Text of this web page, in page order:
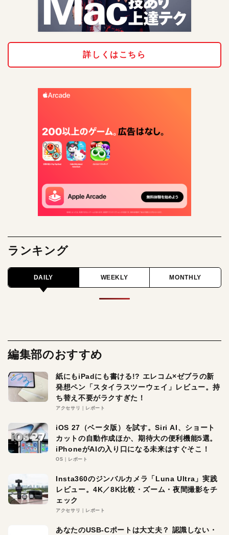
詳しくはこちら
ランキング
DAILY WEEKLY MONTHLY
編集部のおすすめ
紙にもiPadにも書ける!? エレコム×ゼブラの新
発想ペン「スタイラスツーウェイ」レビュー。持
ち替え不要がラクすぎた！
アクセサリ レポート
iOS 27（ベータ版）を試す。Siri AI、ショート
カットの自動作成ほか、期待大の便利機能5選。
iPhoneがAIの入り口になる未来はすぐそこ！
OS レポート
Insta360のジンバルカメラ「Luna Ultra」実践
レビュー。4K／8K比較・ズーム・夜間撮影をチ
ェック
アクセサリ レポート
あなたのUSB-Cポートは大丈夫？ 認識しない・